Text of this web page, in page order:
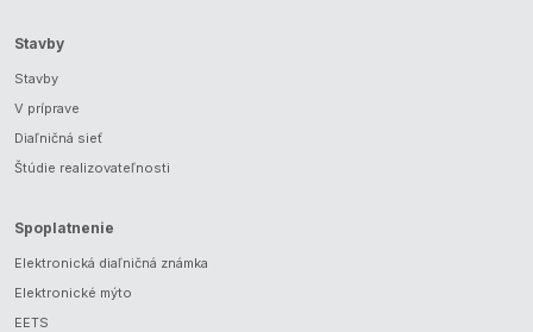
Stavby
Stavby
V príprave
Diaľničná sieť
Štúdie realizovateľnosti
Spoplatnenie
Elektronická diaľničná známka
Elektronické mýto
EETS